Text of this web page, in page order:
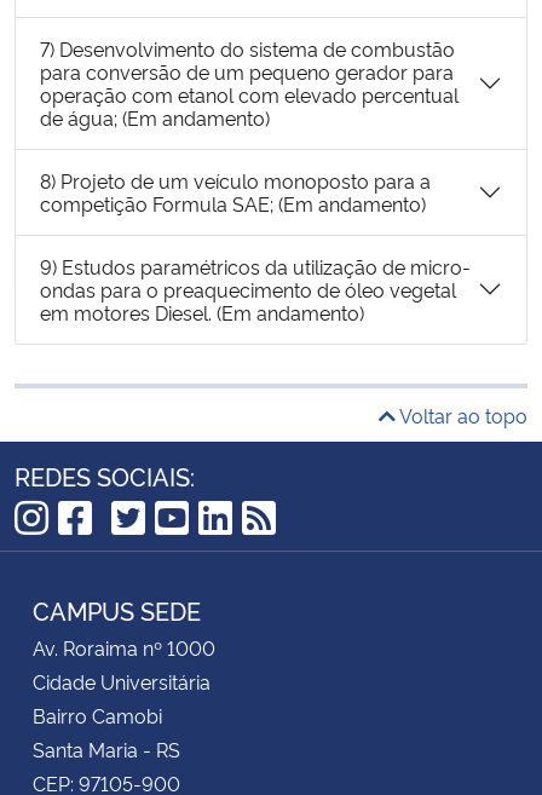
7) Desenvolvimento do sistema de combustão
para conversão de um pequeno gerador para
operação com etanol com elevado percentual
de água; (Em andamento)
8) Projeto de um veículo monoposto para a
competição Formula SAE; (Em andamento)
9) Estudos paramétricos da utilização de micro-
ondas para o preaquecimento de óleo vegetal
em motores Diesel. (Em andamento)
Voltar ao topo
REDES SOCIAIS:
Instagram
Facebook
TikTok
Twitter
YouTube
LinkedIn
RSS
CAMPUS SEDE
Av. Roraima nº 1000
Cidade Universitária
Bairro Camobi
Santa Maria - RS
CEP: 97105-900